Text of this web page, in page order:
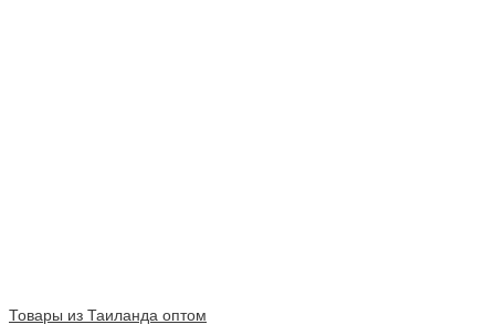
Товары из Таиланда оптом